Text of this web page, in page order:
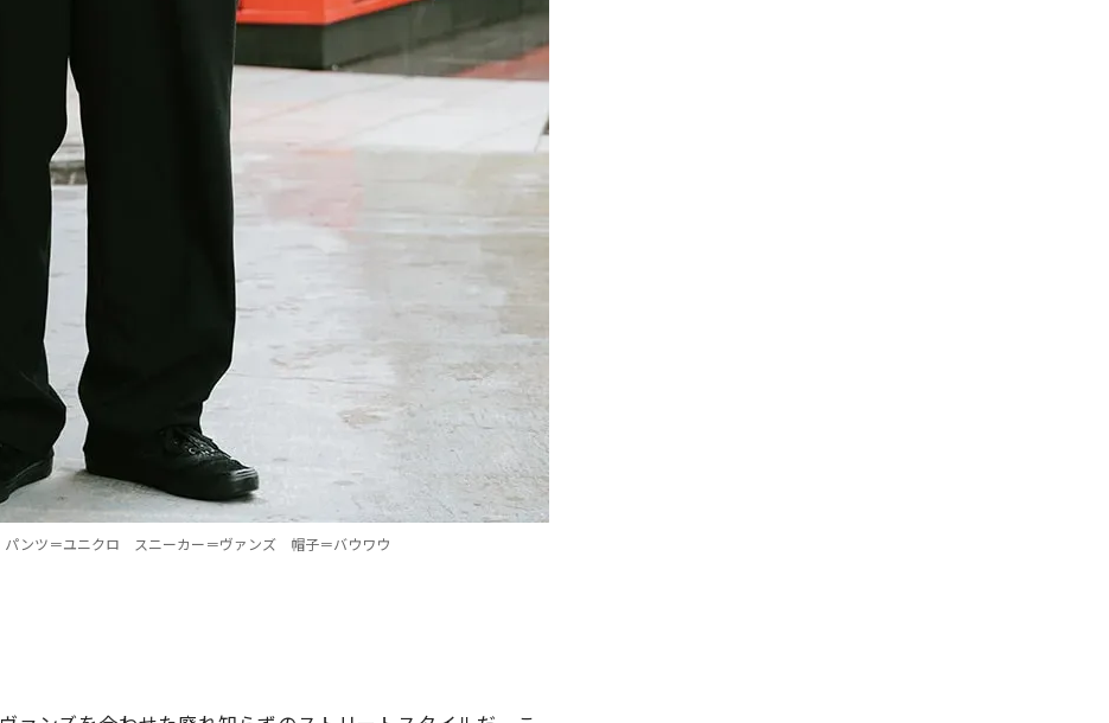
ンツ＝ユニクロ スニーカー＝ヴァンズ 帽子＝バウワウ